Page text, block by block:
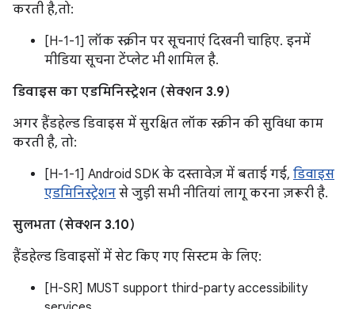
करती है,तो:
[H-1-1] लॉक स्क्रीन पर सूचनाएं दिखनी चाहिए. इनमें
मीडिया सूचना टेंप्लेट भी शामिल है.
डिवाइस का एडमिनिस्ट्रेशन (सेक्शन 3.9)
अगर हैंडहेल्ड डिवाइस में सुरक्षित लॉक स्क्रीन की सुविधा काम
करती है, तो:
[H-1-1] Android SDK के दस्तावेज़ में बताई गई, डिवाइस
एडमिनिस्ट्रेशन से जुड़ी सभी नीतियां लागू करना ज़रूरी है.
सुलभता (सेक्शन 3.10)
हैंडहेल्ड डिवाइसों में सेट किए गए सिस्टम के लिए:
[H-SR] MUST support third-party accessibility